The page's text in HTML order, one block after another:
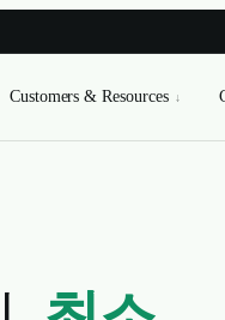
Customers & Resources ↓